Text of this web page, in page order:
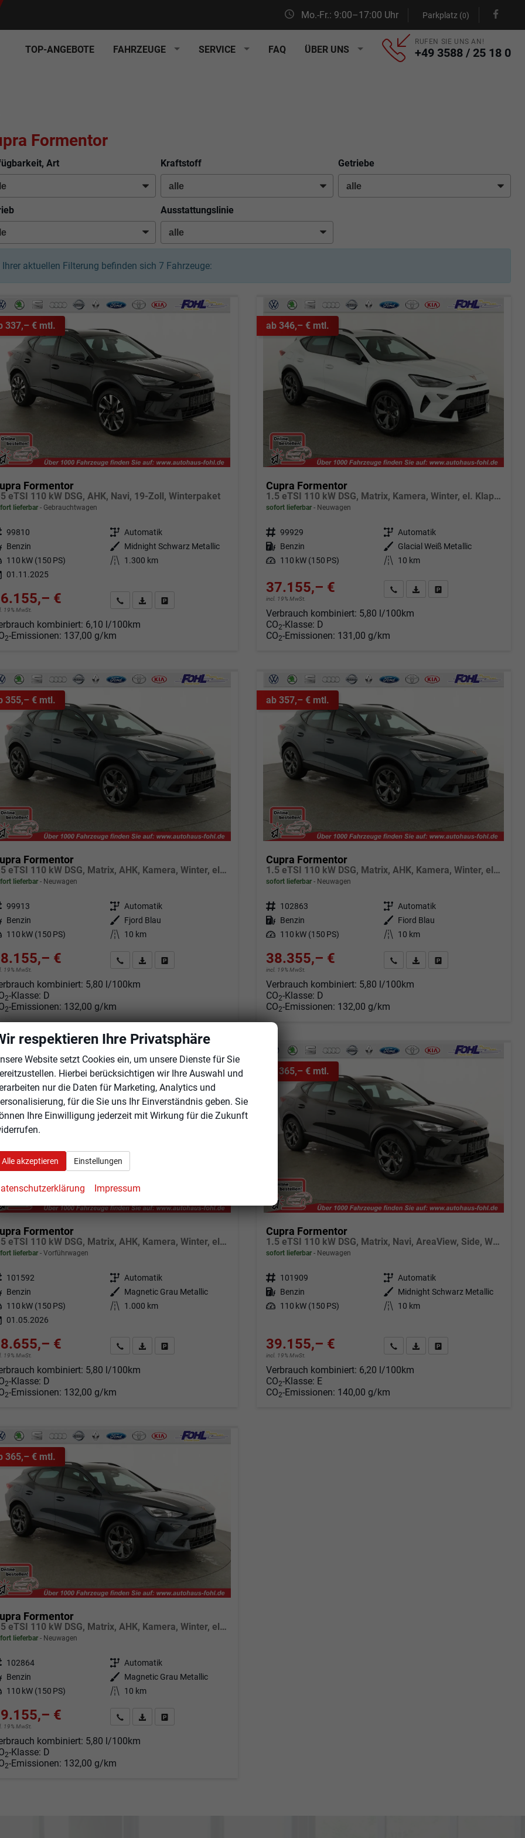
Mo.-Fr.: 9:00–17:00 Uhr Parkplatz (0)
TOP-ANGEBOTE FAHRZEUGE SERVICE FAQ ÜBER UNS
RUFEN SIE UNS AN!
+49 3588 / 25 18 0
Formentor
Art Kraftstoff Getriebe
Ausstattungslinie
Ihrer aktuellen Filterung befinden sich7 Fahrzeuge:
337,– € mtl.
Formentor
eTSI 110 kW DSG, AHK, Navi, 19-Zoll, Winterpaket
lieferbar Gebrauchtwagen
99810 Getriebe Automatik
Benzin Außenfarbe
Midnight Schwarz Metallic
110 kW (150 PS) Kilometerstand
1.300 km
01.11.2025
€
19% MwSt.
Angebot anfordern
Fahrzeugexpose (PDF)
kombiniert: 6,10 l/100km
2-Emissionen: 137,00 g/km
ab 346,– € mtl.
Cupra Formentor
1.5 eTSI 110 kW DSG, Matrix, Kamera, Winter, el. Klappe, 5 J.-Garantie
sofort lieferbar Neuwagen
Fahrzeugnr. 99929 Getriebe Automatik
Kraftstoff Benzin Außenfarbe
Glacial Weiß Metallic
Leistung 110 kW (150 PS) Kilometerstand 10 km
37.155,– €
incl. 19% MwSt.
Angebot anfordern
Fahrzeugexpose (PDF)
Fahrzeug parken
Verbrauch kombiniert: 5,80 l/100km
CO2-Klasse: D
CO2-Emissionen: 131,00 g/km
355,– € mtl.
Formentor
1.5 eTSI 110 kW DSG, Matrix, AHK, Kamera, Winter, el. Klappe, 5 J.-Garantie
lieferbar Neuwagen
99913 Getriebe Automatik
Benzin Außenfarbe
Fjord Blau
110 kW (150 PS) Kilometerstand 10 km
€
19% MwSt.
Angebot anfordern
Fahrzeugexpose (PDF)
kombiniert: 5,80 l/100km
2-Klasse: D
2-Emissionen: 132,00 g/km
ab 357,– € mtl.
Cupra Formentor
1.5 eTSI 110 kW DSG, Matrix, AHK, Kamera, Winter, el. Klappe, 5 J.-Garantie
sofort lieferbar Neuwagen
Fahrzeugnr. 102863 Getriebe Automatik
Kraftstoff Benzin Außenfarbe
Fiord Blau
Leistung 110 kW (150 PS) Kilometerstand 10 km
38.355,– €
incl. 19% MwSt.
Angebot anfordern
Fahrzeugexpose (PDF)
Fahrzeug parken
Verbrauch kombiniert: 5,80 l/100km
CO2-Klasse: D
CO2-Emissionen: 132,00 g/km
360,– € mtl.
Formentor
1.5 eTSI 110 kW DSG, Matrix, AHK, Kamera, Winter, el. Klappe, 5 J.-Garantie
lieferbar Vorführwagen
101592 Getriebe Automatik
Benzin Außenfarbe
Magnetic Grau Metallic
110 kW (150 PS) Kilometerstand
1.000 km
01.05.2026
€
19% MwSt.
Angebot anfordern
Fahrzeugexpose (PDF)
kombiniert: 5,80 l/100km
2-Klasse: D
2-Emissionen: 132,00 g/km
ab 365,– € mtl.
Cupra Formentor
1.5 eTSI 110 kW DSG, Matrix, Navi, AreaView, Side, Winter, el. Klappe, 5 J.-Garantie
sofort lieferbar Neuwagen
Fahrzeugnr. 101909 Getriebe Automatik
Kraftstoff Benzin Außenfarbe
Midnight Schwarz Metallic
Leistung 110 kW (150 PS) Kilometerstand 10 km
39.155,– €
incl. 19% MwSt.
Angebot anfordern
Fahrzeugexpose (PDF)
Fahrzeug parken
Verbrauch kombiniert: 6,20 l/100km
CO2-Klasse: E
CO2-Emissionen: 140,00 g/km
365,– € mtl.
Formentor
1.5 eTSI 110 kW DSG, Matrix, AHK, Kamera, Winter, el. Klappe, 5 J.-Garantie
lieferbar Neuwagen
102864 Getriebe Automatik
Benzin Außenfarbe
Magnetic Grau Metallic
110 kW (150 PS) Kilometerstand 10 km
€
19% MwSt.
Angebot anfordern
Fahrzeugexpose (PDF)
kombiniert: 5,80 l/100km
2-Klasse: D
2-Emissionen: 132,00 g/km
respektieren Ihre Privatsphäre
Website setzt Cookies ein, um unsere Dienste für Sie
Hierbei berücksichtigen wir Ihre Auswahl und
nur die Daten für Marketing, Analytics und
für die Sie uns Ihr Einverständnis geben. Sie
Ihre Einwilligung jederzeit mit Wirkung für die Zukunft
Alle akzeptieren Einstellungen
Impressum